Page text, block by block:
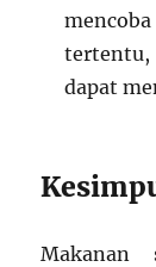
dapat
Makanan